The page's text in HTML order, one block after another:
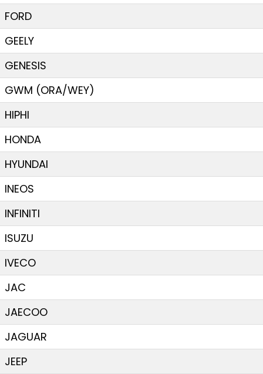
FORD
GEELY
GENESIS
GWM (ORA/WEY)
HIPHI
HONDA
HYUNDAI
INEOS
INFINITI
ISUZU
IVECO
JAC
JAECOO
JAGUAR
JEEP